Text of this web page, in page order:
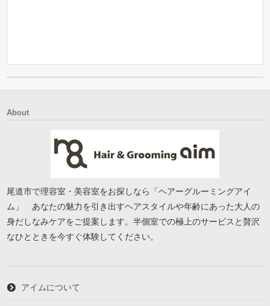
About
尾道市で理容室・美容室をお探しなら「ヘアーグルーミングアイ
ム」 あなたの魅力を引き出すヘアスタイルや年齢にあった大人の
身だしなみケアをご提案します。半個室での極上のサービスと贅沢
なひとときを今すぐ体験してください。
アイムについて